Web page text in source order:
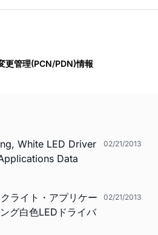
更管理(PCN/PDN)情報
White LED Driver
Data
02/21/2013
ライト・アプリケー
グ白色LEDドライバ
02/21/2013